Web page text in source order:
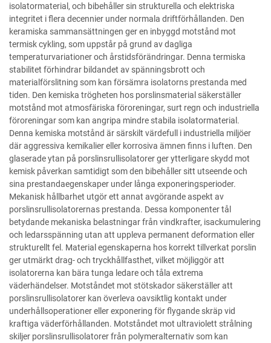
isolatormaterial, och bibehåller sin strukturella och elektriska
integritet i flera decennier under normala driftförhållanden. Den
keramiska sammansättningen ger en inbyggd motstånd mot
termisk cykling, som uppstår på grund av dagliga
temperaturvariationer och årstidsförändringar. Denna termiska
stabilitet förhindrar bildandet av spänningsbrott och
materialförslitning som kan försämra isolatorns prestanda med
tiden. Den kemiska trögheten hos porslinsmaterial säkerställer
motstånd mot atmosfäriska föroreningar, surt regn och industriella
föroreningar som kan angripa mindre stabila isolatormaterial.
Denna kemiska motstånd är särskilt värdefull i industriella miljöer
där aggressiva kemikalier eller korrosiva ämnen finns i luften. Den
glaserade ytan på porslinsrullisolatorer ger ytterligare skydd mot
kemisk påverkan samtidigt som den bibehåller sitt utseende och
sina prestandaegenskaper under långa exponeringsperioder.
Mekanisk hållbarhet utgör ett annat avgörande aspekt av
porslinsrullisolatorernas prestanda. Dessa komponenter tål
betydande mekaniska belastningar från vindkrafter, isackumulering
och ledarsspänning utan att uppleva permanent deformation eller
strukturellt fel. Material egenskaperna hos korrekt tillverkat porslin
ger utmärkt drag- och tryckhållfasthet, vilket möjliggör att
isolatorerna kan bära tunga ledare och tåla extrema
väderhändelser. Motståndet mot stötskador säkerställer att
porslinsrullisolatorer kan överleva oavsiktlig kontakt under
underhållsoperationer eller exponering för flygande skräp vid
kraftiga väderförhållanden. Motståndet mot ultraviolett strålning
skiljer porslinsrullisolatorer från polymeralternativ som kan